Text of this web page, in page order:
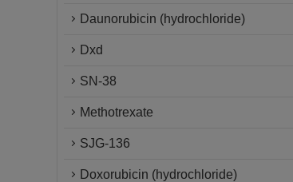
Daunorubicin (hydrochloride)
Dxd
SN-38
Methotrexate
SJG-136
Doxorubicin (hydrochloride)